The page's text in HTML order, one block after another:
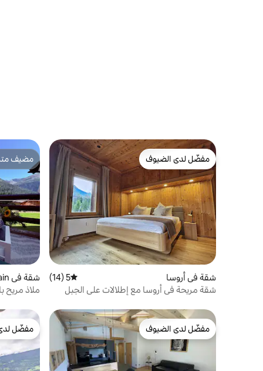
مفضّل لدى الضيوف
مفضّل لدى الضيوف
شقة في أروسا متوسط التقييم 5 من 5، 14 مراجعات
5 (14)
شقة مريحة في أروسا مع إطلالات على الجبل
مضيف
مضيف
شقة في Madulain
ملاذ مريح
مفضّل لدى الضيوف
مفضّل لدى الضيوف
مفضّل
مفضّل